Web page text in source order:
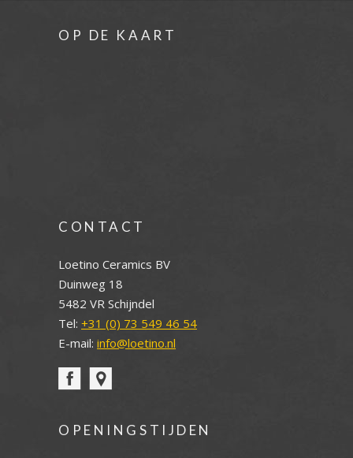
OP DE KAART
CONTACT
Loetino Ceramics BV
Duinweg 18
5482 VR Schijndel
Tel: +31 (0) 73 549 46 54
E-mail: info@loetino.nl
OPENINGSTIJDEN